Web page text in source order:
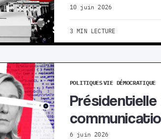
10 juin 2026
3 MIN LECTURE
POLITIQUESVIE DÉMOCRATIQUE
Présidentielle
6 juin 2026